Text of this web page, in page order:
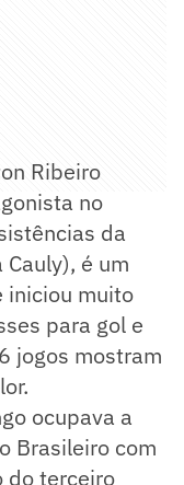
Ribeiro
no
da
é um
iniciou muito
para gol e
jogos mostram
ocupava a
Brasileiro com
do terceiro